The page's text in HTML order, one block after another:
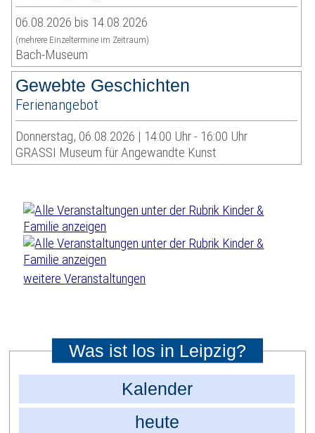
06.08.2026 bis 14.08.2026
(mehrere Einzeltermine im Zeitraum)
Bach-Museum
Gewebte Geschichten
Ferienangebot
Donnerstag, 06.08.2026 | 14:00 Uhr - 16:00 Uhr
GRASSI Museum für Angewandte Kunst
weitere Veranstaltungen
Was ist los in Leipzig?
Kalender
heute